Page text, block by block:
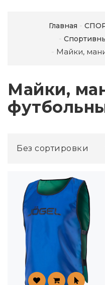
Главная
Майки,
Майки,
Без сортировки